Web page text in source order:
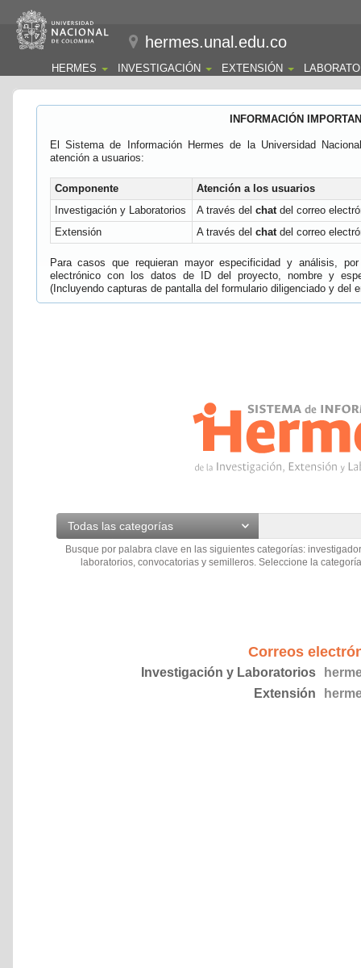
hermes.unal.edu.co
HERMES INVESTIGACIÓN EXTENSIÓN
INFORMACIÓN
El Sistema de Información Hermes de la Universidad
atención a usuarios:
Componente
Atención a los usuarios
Investigación y Laboratorios
A través del chatdel correo
Extensión
A través del chatdel correo
Para casos que requieran mayor especificidad y análisis,
electrónico con los datos de ID del proyecto, nombre y
(Incluyendo capturas de pantalla del formulario diligenciado y del
Todas las categorías
Busque por palabra clave en las siguientes categorías:
laboratorios, convocatorias y semilleros. Seleccione la
Correos
Investigación y Laboratorios
Extensión